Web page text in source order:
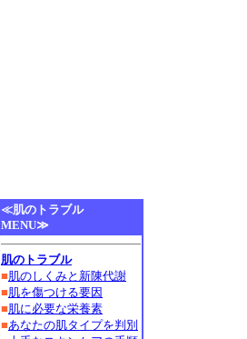
≪肌のトラブル
MENU≫
肌のトラブル
■肌のしくみと 新陳代謝
■肌を傷つける要因
■肌に必要な栄養素
■あなたの肌タイプを判別